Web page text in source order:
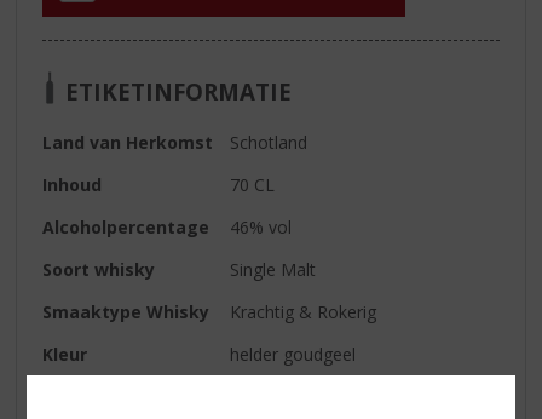
ETIKETINFORMATIE
Land van Herkomst
Schotland
Inhoud
70 CL
Alcoholpercentage
46% vol
Soort whisky
Single Malt
Smaaktype Whisky
Krachtig & Rokerig
Kleur
helder goudgeel